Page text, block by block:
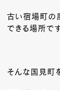
古い宿場町の
できる場所で
そんな国見町